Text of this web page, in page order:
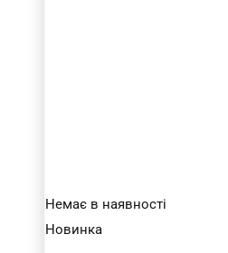
Немає в наявності
Новинка